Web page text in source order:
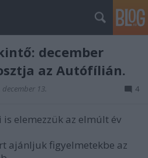
december
az Autófílián.
december 13. 4
elemezzük az elmúlt év
ajánljuk figyelmetekbe az